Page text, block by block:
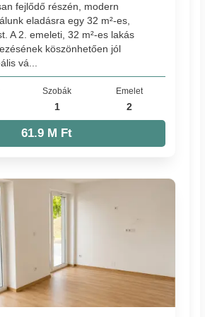
fejlődő részén, modern
eladásra egy 32 m²-es,
A 2. emeleti, 32 m²-es lakás
köszönhetően jól
vá...
Szobák
1
Emelet
2
61.9 M Ft